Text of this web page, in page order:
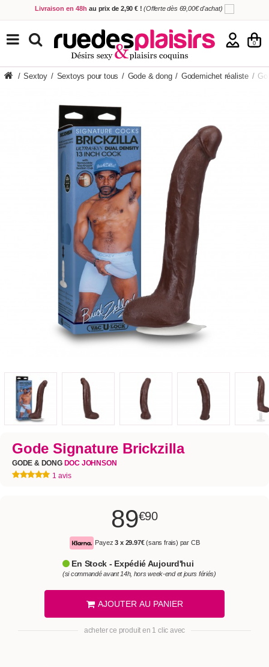
Livraison en 48h au prix de 2,90 € ! (Offerte dès 69,00€ d'achat)
5,00€ offerts en échange de votre avissur votre commande !
Achetez aujourd'hui. Décidez quand payer !
0
TOUS NOS PRODUITS
/ Sextoy / Sextoys pour tous / Gode & dong / Godemichet réaliste /
Gode Signature Brickzilla
GODE & DONG DOC JOHNSON
1 avis
89€90
Payez3 x 29.97€(sans frais) par CB
En Stock - Expédié Aujourd'hui
(si commandé avant 14h, hors week-end et jours fériés)
AJOUTER AU PANIER
acheter ce produit en 1 clic avec